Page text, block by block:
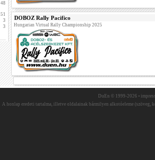
48
51
3
3
DOBOZ Rally Pacifico
Hungarian Virtual Rally Championship 2025
DuEn © 1999-2026 •
A honlap eredeti tartalma, illetve oldalainak bármilyen alkotóeleme (szöveg,